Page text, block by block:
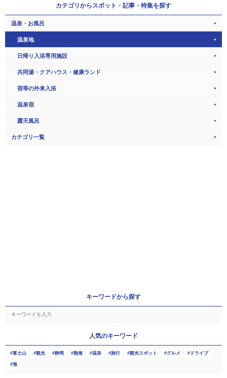
カテゴリから スポット・記事・特集を探す
温泉・お風呂
温泉地
日帰り入浴専用施設
共同湯・クアハウス・健康ランド
宿等の外来入浴
温泉宿
露天風呂
カテゴリ一覧
キーワードから探す
人気のキーワード
富士山 観光 静岡 熱海 温泉 旅行 観光スポット グルメ ドライブ
海